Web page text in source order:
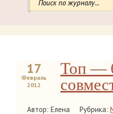
17
Февраль
2012
Топ —
Автор: Елена Рубрика: